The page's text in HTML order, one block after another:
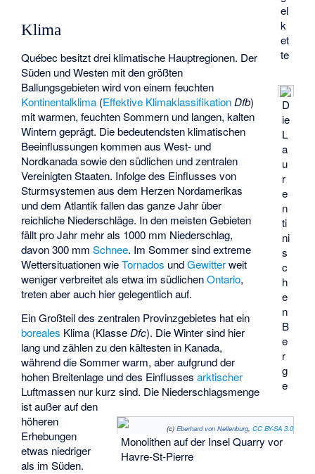
el
k
et
te
D
ie
L
a
u
r
e
n
ti
ni
s
c
h
e
n
B
e
r
g
e
(c) Eberhard von Nellenburg, CC BY-SA 3.0
Monolithen auf der Insel Quarry vor
Havre-St-Pierre
Klima
Québec besitzt drei klimatische Hauptregionen. Der
Süden und Westen mit den größten
Ballungsgebieten wird von einem feuchten
Kontinentalklima (Effektive Klimaklassifikation Dfb)
mit warmen, feuchten Sommern und langen, kalten
Wintern geprägt. Die bedeutendsten klimatischen
Beeinflussungen kommen aus West- und
Nordkanada sowie den südlichen und zentralen
Vereinigten Staaten. Infolge des Einflusses von
Sturmsystemen aus dem Herzen Nordamerikas
und dem Atlantik fallen das ganze Jahr über
reichliche Niederschläge. In den meisten Gebieten
fällt pro Jahr mehr als 1000 mm Niederschlag,
davon 300 mmSchnee. Im Sommer sind extreme
Wettersituationen wieTornados undGewitterweit
weniger verbreitet als etwa im südlichenOntario,
treten aber auch hier gelegentlich auf.
Ein Großteil des zentralen Provinzgebietes hat ein
boreales Klima (KlasseDfc). Die Winter sind hier
lang und zählen zu den kältesten in Kanada,
während die Sommer warm, aber aufgrund der
hohen Breitenlage und des Einflussesarktischer
Luftmassen nur kurz sind. Die Niederschlagsmenge
ist außer auf den
höheren
Erhebungen
etwas niedriger
als im Süden.